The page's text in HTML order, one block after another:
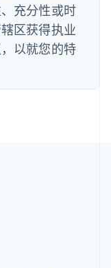
充分性或时
区获得执业
以就您的特